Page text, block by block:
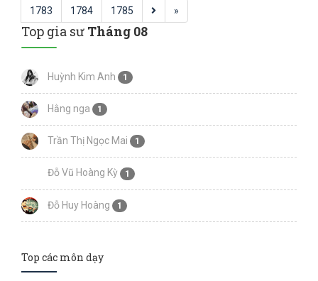
1783 1784 1785 »
Top gia sư Tháng 08
Huỳnh Kim Anh 1
Hằng nga 1
Trần Thị Ngọc Mai 1
Đỗ Vũ Hoàng Kỳ 1
Đỗ Huy Hoàng 1
Top các môn dạy